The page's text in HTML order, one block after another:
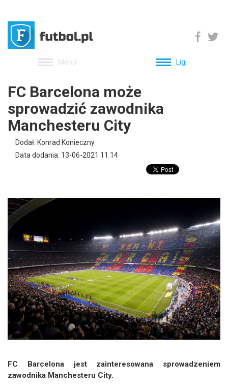
Menu Ligi
FC Barcelona może
sprowadzić zawodnika
Manchesteru City
Dodał: Konrad Konieczny
Data dodania: 13-06-2021 11:14
FC Barcelona jest zainteresowana sprowadzeniem
zawodnika Manchesteru City.